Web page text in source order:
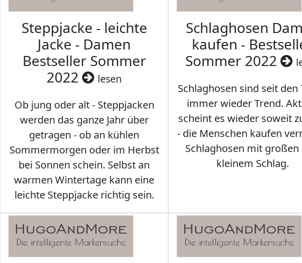
Steppjacke - leichte
Jacke - Damen
Bestseller Sommer
2022
lesen
Ob jung oder alt - Steppjacken
werden das ganze Jahr über
getragen - ob an kühlen
Sommermorgen oder im Herbst
bei Sonnen schein. Selbst an
warmen Wintertage kann eine
leichte Steppjacke richtig sein.
Schlaghosen
kaufen -
Sommer 2022
Schlaghosen sind seit den
immer wieder Trend.
scheint es wieder soweit
- die Menschen kaufen
Schlaghosen mit großen
kleinem Schlag.